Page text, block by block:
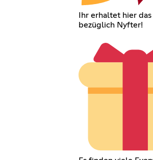
Ihr erhaltet hier
bezüglich Nyfter!